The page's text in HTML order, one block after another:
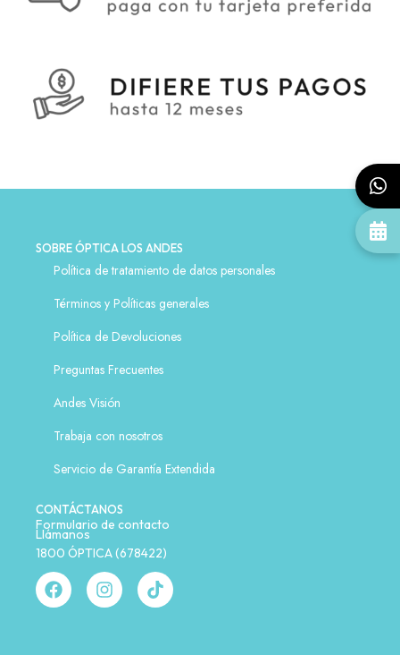
SOBRE ÓPTICA LOS ANDES
Política de tratamiento de datos personales
Términos y Políticas generales
Política de Devoluciones
Preguntas Frecuentes
Andes Visión
Trabaja con nosotros
Servicio de Garantía Extendida
CONTÁCTANOS
Formulario de contacto
Llámanos
1800 ÓPTICA (678422)